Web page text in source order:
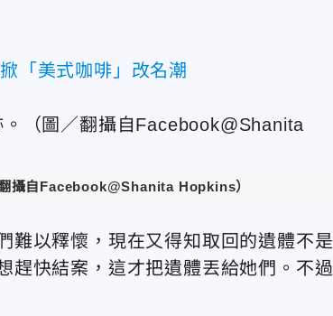
「美式咖啡」改名潮
攝自Facebook@Shanita Hopkins）
難以釋懷，現在又得知取回的遺體不是
趕快結案，這才把遺體丟給她們。不過